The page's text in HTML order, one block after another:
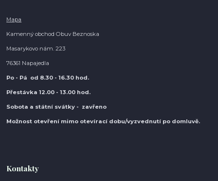
Mapa
Kamenný obchod Obuv Beznoska
Masarykovo nám. 223
76361 Napajedla
Po - Pá od 8.30 - 16.30 hod.
Přestávka 12.00 - 13.00 hod.
Sobota a státní svátky - zavřeno
Možnost otevření mimo otevírací dobu/vyzvednutí po domluvě.
Kontakty